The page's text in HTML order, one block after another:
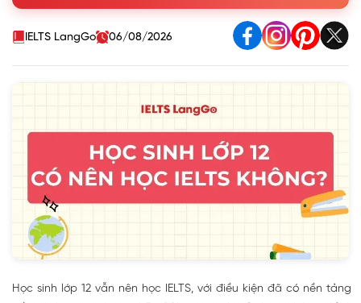
2. 4 lợi ích khi sở hữu chứng chỉ IELTS năm lớp 12
3. Lộ trình học IELTS phù hợp cho học sinh lớp 12
5. Câu hỏi thường gặp của học sinh lớp 12 khi ôn thi IELTS
IELTS LangGo 06/08/2026
Học sinh lớp 12 vẫn nên học IELTS, với điều kiện đã có nền tảng